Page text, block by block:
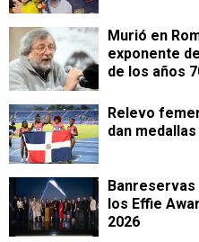
Murió en
exponente
de los años
Relevo
dan
los Effie
2026